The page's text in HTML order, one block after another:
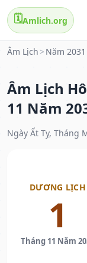
🗓️Amlich.org
Âm Lịch > Năm 2031
Âm Lịch
11 Năm
Ngày Ất Tỵ, Tháng
DƯƠNG LỊCH
1
Tháng 11 Năm